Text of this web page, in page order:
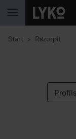
WEITER ZU
Start Razorpit